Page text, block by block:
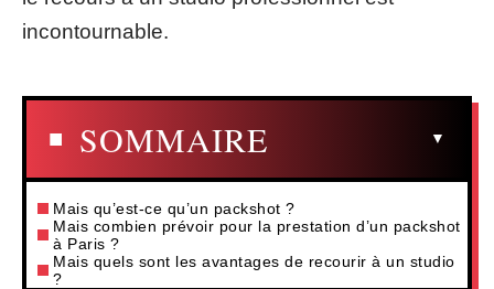
incontournable.
SOMMAIRE
Mais qu’est-ce qu’un packshot ?
Mais combien prévoir pour la prestation d’un packshot
à Paris ?
Mais quels sont les avantages de recourir à un studio
?